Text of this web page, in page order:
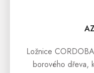
Ložnice
borového dřeva,